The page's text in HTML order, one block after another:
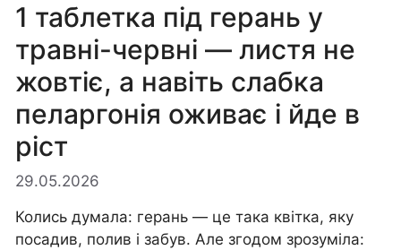
1 таблетка під герань у
травні-червні — листя не
жовтіє, а навіть слабка
пеларгонія оживає і йде в
ріст
29.05.2026
Колись думала: герань — це така квітка, яку
посадив, полив і забув. Але згодом зрозуміла: